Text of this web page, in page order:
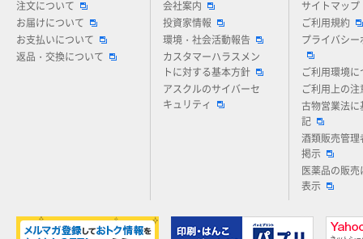
注文について
お届けについて
お支払いについて
返品・交換について
会社案内
投資家情報
環境・社会活動報告
カスタマーハラスメン
トに対する基本方針
アスクルのサイバーセ
キュリティ
サイトマップ
ご利用規約
プライバシー
ご利用環境に
ご利用上の注
古物営業法に
記
酒類販売管理
掲示
医薬品の販売
表示